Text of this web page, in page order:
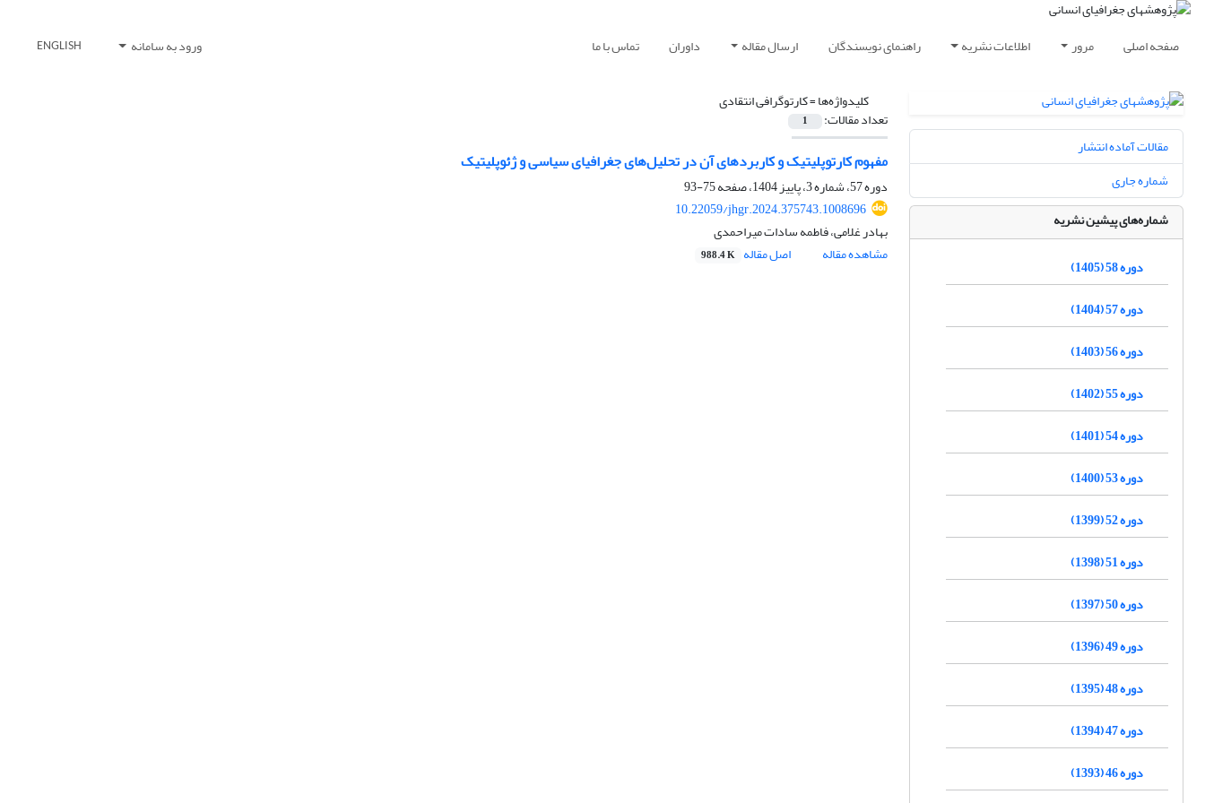
صفحه اصلی مرور اطلاعات نشریه راهنمای نویسندگان ارسال مقاله داوران تماس با ما ورود به سامانه ENGLISH
کلیدواژه‌ها =کارتوگرافی انتقادی
تعداد مقالات: 1
مفهوم کارتوپلیتیک و کاربردهای آن در تحلیل‌های جغرافیای سیاسی و ژئوپلیتیک
دوره 57، شماره 3، پاییز 1404، صفحه
75-93
10.22059/jhgr.2024.375743.1008696
بهادر غلامی، فاطمه سادات میراحمدی
مشاهده مقاله
اصل مقاله 988.4 K
مقالات آماده انتشار
شماره جاری
شماره‌های پیشین نشریه
دوره 58 (1405)
دوره 57 (1404)
دوره 56 (1403)
دوره 55 (1402)
دوره 54 (1401)
دوره 53 (1400)
دوره 52 (1399)
دوره 51 (1398)
دوره 50 (1397)
دوره 49 (1396)
دوره 48 (1395)
دوره 47 (1394)
دوره 46 (1393)